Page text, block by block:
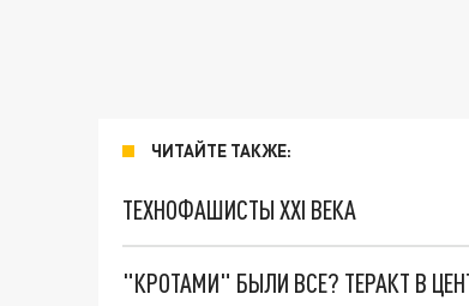
ЧИТАЙТЕ ТАКЖЕ:
ТЕХНОФАШИСТЫ XXI ВЕКА
"КРОТАМИ" БЫЛИ ВСЕ? ТЕРАКТ В